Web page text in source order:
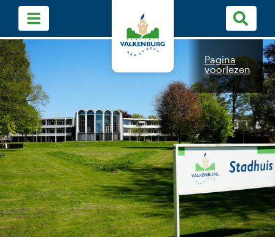
Pagina
voorlezen